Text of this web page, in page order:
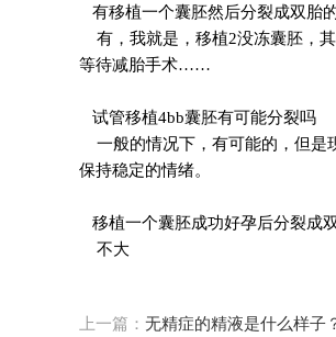
有移植一个囊胚然后分裂成双胎
有，我就是，移植2没冻囊胚，
等待减胎手术……
试管移植4bb囊胚有可能分裂吗
一般的情况下，有可能的，但是
保持稳定的情绪。
移植一个囊胚成功好孕后分裂成
不大
上一篇： 无精症的精液是什么样子